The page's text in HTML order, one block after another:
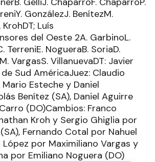
GonzálezJ. BenítezM.
Luís
del Oeste 2A. GarbinoL.
TerreniE. NogueraB. SoriaD.
VargasS. VillanuevaDT: Javier
Sud AméricaJuez: Claudio
Mario Esteche y Daniel
Benítez (SA), Daniel Aguirre
(DO)Cambios: Franco
Kroh y Sergio Ghiglia por
Fernando Cotal por Nahuel
López por Maximiliano Vargas y
por Emiliano Noguera (DO)